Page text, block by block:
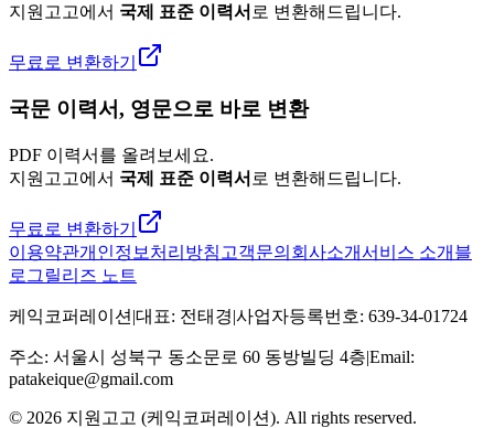
지원고고에서 국제 표준 이력서 로 변환해드립니다.
무료로 변환하기
국문 이력서, 영문으로 바로 변환
PDF 이력서를 올려보세요.
지원고고에서 국제 표준 이력서 로 변환해드립니다.
무료로 변환하기
이용약관개인정보처리방침 고객문의 회사소개서비스 소개 블
로그 릴리즈 노트
케익코퍼레이션 |대표: 전태경|사업자등록번호: 639-34-01724
주소: 서울시 성북구 동소문로 60 동방빌딩 4층|Email:
patakeique@gmail.com
© 2026 지원고고 (케익코퍼레이션). All rights reserved.